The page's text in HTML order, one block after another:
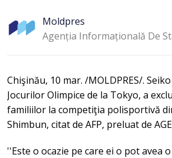
Moldpres
Agenția Informațională De
Chişinău, 10 mar. /MOLDPRES/.
Jocurilor Olimpice de la Tokyo, a
familiilor la competiţia polisportivă
Shimbun, citat de AFP, preluat de
''Este o ocazie pe care ei o pot avea